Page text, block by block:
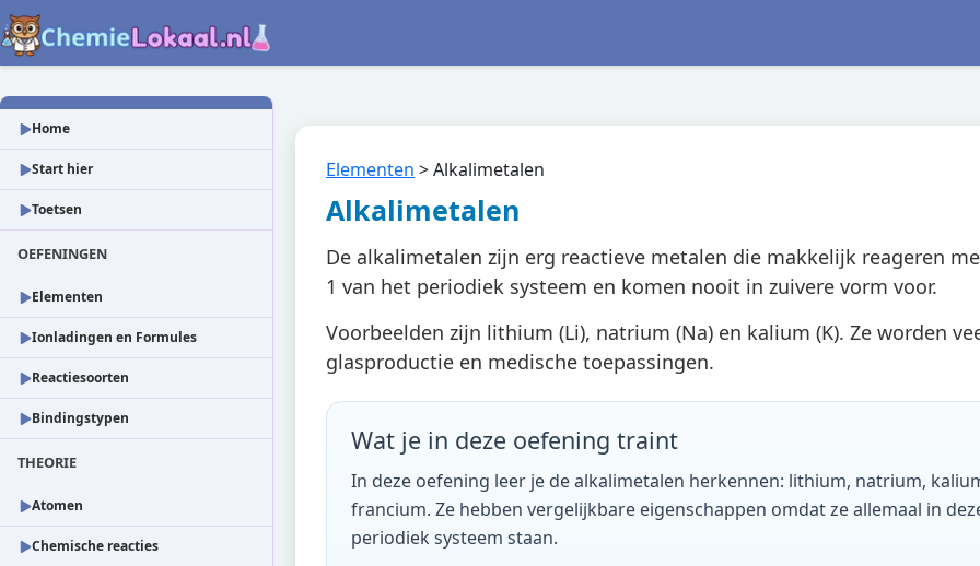
Home
Start hier
Toetsen
OEFENINGEN
Elementen
Ionladingen en Formules
Reactiesoorten
Bindingstypen
THEORIE
Atomen
Chemische reacties
Elementen >Alkalimetalen
Alkalimetalen
De alkalimetalen zijn erg reactieve metalen die makkelijk reageren
1 van het periodiek systeem en komen nooit in zuivere vorm voor.
Voorbeelden zijn lithium (Li), natrium (Na) en kalium (K). Ze worden
glasproductie en medische toepassingen.
Wat je in deze oefening traint
In deze oefening leer je de alkalimetalen herkennen: lithium, natrium,
francium. Ze hebben vergelijkbare eigenschappen omdat ze allemaal in
periodiek systeem staan.